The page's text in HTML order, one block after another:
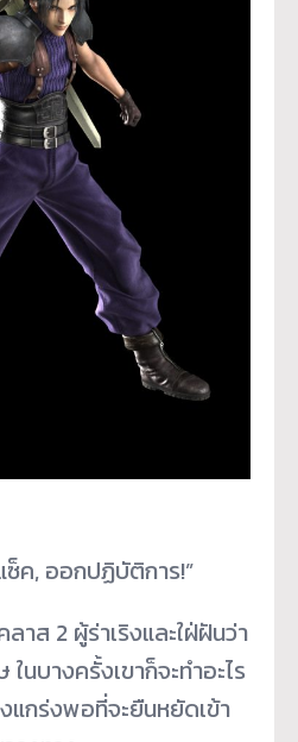
ซ็ค, ออกปฏิบัติการ!”
ลาส 2 ผู้ร่าเริงและใฝ่ฝันว่า
นบางครั้งเขาก็จะทำอะไร
แกร่งพอที่จะยืนหยัดเข้า